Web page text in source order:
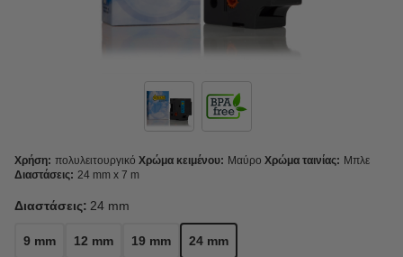
Χρήση: πολυλειτουργικό Χρώμα κειμένου: Μαύρο Χρώμα ταινίας: Μπλε
Διαστάσεις: 24 mm x 7 m
Διαστάσεις: 24 mm
9 mm 12 mm 19 mm 24 mm